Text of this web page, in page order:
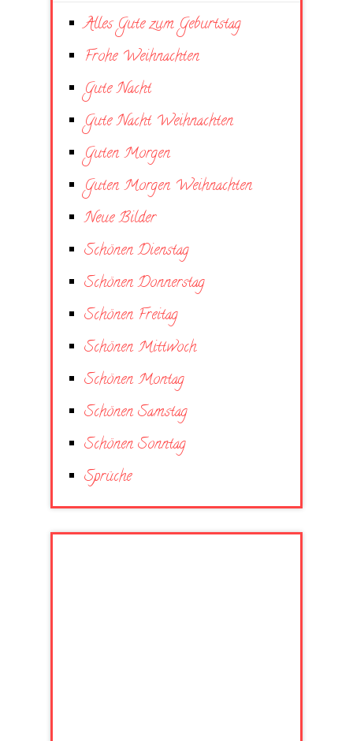
Alles Gute zum Geburtstag
Frohe Weihnachten
Gute Nacht
Gute Nacht Weihnachten
Guten Morgen
Guten Morgen Weihnachten
Neue Bilder
Schönen Dienstag
Schönen Donnerstag
Schönen Freitag
Schönen Mittwoch
Schönen Montag
Schönen Samstag
Schönen Sonntag
Sprüche